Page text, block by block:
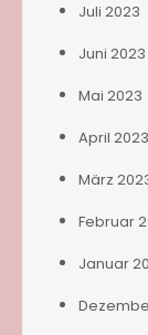
Juli 2023
Juni 2023
Mai 2023
April 2023
März
Februar
Januar